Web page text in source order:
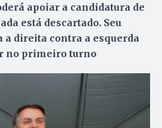
apoiar a candidatura de
está descartado. Seu
a direita contra a esquerda
no primeiro turno